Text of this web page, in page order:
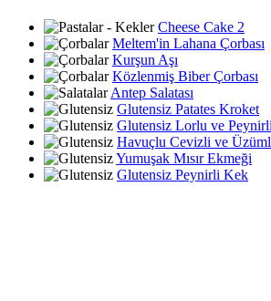
Cheese Cake 2
Meltem'in Lahana Çorbası
Kurşun Aşı
Közlenmiş Biber Çorbası
Antep Salatası
Glutensiz Patates Kroket
Glutensiz Lorlu ve
Havuçlu Cevizli ve
Yumuşak Mısır Ekmeği
Glutensiz Peynirli Kek